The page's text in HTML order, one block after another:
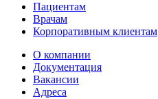
Пациентам
Врачам
Корпоративным клиентам
О компании
Документация
Вакансии
Адреса